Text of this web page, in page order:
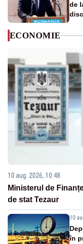
de
ECONOMIE
10 aug. 2026, 10:48
Ministerul de
de stat Tezaur
10
în